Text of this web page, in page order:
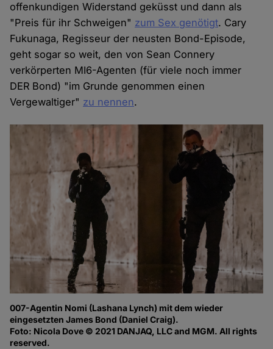
offenkundigen Widerstand geküsst und dann als
"Preis für ihr Schweigen" zum Sex genötigt. Cary
Fukunaga, Regisseur der neusten Bond-Episode,
geht sogar so weit, den von Sean Connery
verkörperten MI6-Agenten (für viele noch immer
DER Bond) "im Grunde genommen einen
Vergewaltiger" zu nennen.
007-Agentin Nomi (Lashana Lynch) mit dem wieder
eingesetzten James Bond (Daniel Craig).
Foto: Nicola Dove © 2021 DANJAQ, LLC and MGM. All rights
reserved.